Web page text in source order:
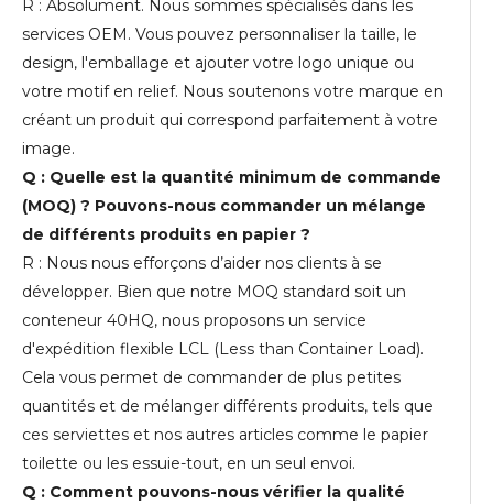
R : Absolument. Nous sommes spécialisés dans les
services OEM. Vous pouvez personnaliser la taille, le
design, l'emballage et ajouter votre logo unique ou
votre motif en relief. Nous soutenons votre marque en
créant un produit qui correspond parfaitement à votre
image.
Q : Quelle est la quantité minimum de commande
(MOQ) ? Pouvons-nous commander un mélange
de différents produits en papier ?
R : Nous nous efforçons d’aider nos clients à se
développer. Bien que notre MOQ standard soit un
conteneur 40HQ, nous proposons un service
d'expédition flexible LCL (Less than Container Load).
Cela vous permet de commander de plus petites
quantités et de mélanger différents produits, tels que
ces serviettes et nos autres articles comme le papier
toilette ou les essuie-tout, en un seul envoi.
Q : Comment pouvons-nous vérifier la qualité